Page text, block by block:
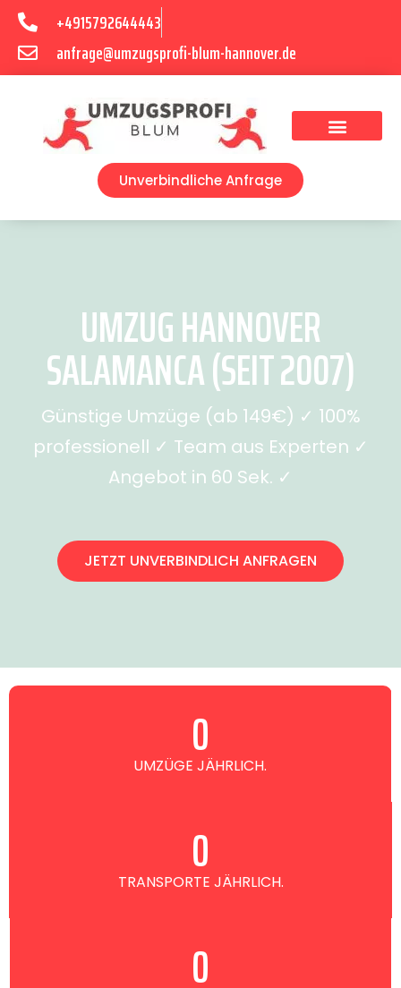
+4915792644443
anfrage@umzugsprofi-blum-hannover.de
Unverbindliche Anfrage
UMZUG HANNOVER
SALAMANCA (SEIT 2007)
Günstige Umzüge (ab 149€) ✓ 100%
professionell ✓ Team aus Experten ✓
Angebot in 60 Sek. ✓
JETZT UNVERBINDLICH ANFRAGEN
UMZÜGE JÄHRLICH.
0
TRANSPORTE JÄHRLICH.
0
0